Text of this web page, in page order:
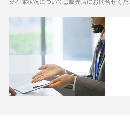
※在庫状況については販売店にお問合せくだ